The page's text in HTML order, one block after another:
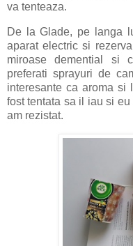
va tenteaza.
De la Glade, pe langa
aparat electric si
miroase demential si
preferati sprayuri de
interesante ca aroma si
fost tentata sa il iau si
am rezistat.